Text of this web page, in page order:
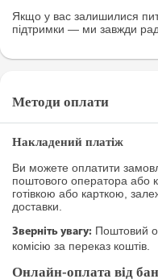
Якщо у вас залишилися
підтримки — ми завжди
Методи оплати
Накладений платіж
Ви можете оплатити
поштового оператора або
готівкою або карткою,
доставки.
Зверніть увагу: Поштовий
комісію за переказ коштів.
Онлайн-оплата від